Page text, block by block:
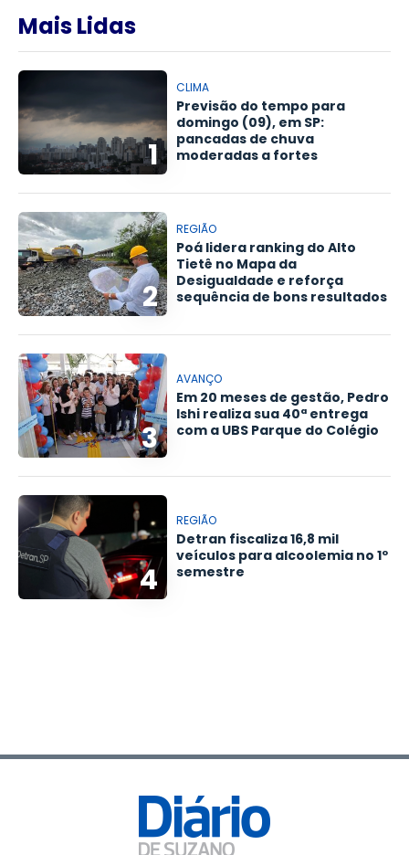
Mais Lidas
1
CLIMA
Previsão do tempo para
domingo (09), em SP:
pancadas de chuva
moderadas a fortes
2
REGIÃO
Poá lidera ranking do Alto
Tietê no Mapa da
Desigualdade e reforça
sequência de bons resultados
3
AVANÇO
Em 20 meses de gestão, Pedro
Ishi realiza sua 40ª entrega
com a UBS Parque do Colégio
4
REGIÃO
Detran fiscaliza 16,8 mil
veículos para alcoolemia no 1º
semestre